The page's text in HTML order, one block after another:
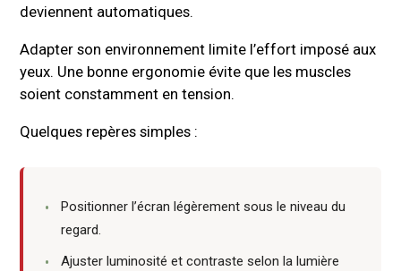
deviennent automatiques.
Adapter son environnement limite l’effort imposé aux
yeux. Une bonne ergonomie évite que les muscles
soient constamment en tension.
Quelques repères simples :
Positionner l’écran légèrement sous le niveau du
regard.
Ajuster luminosité et contraste selon la lumière